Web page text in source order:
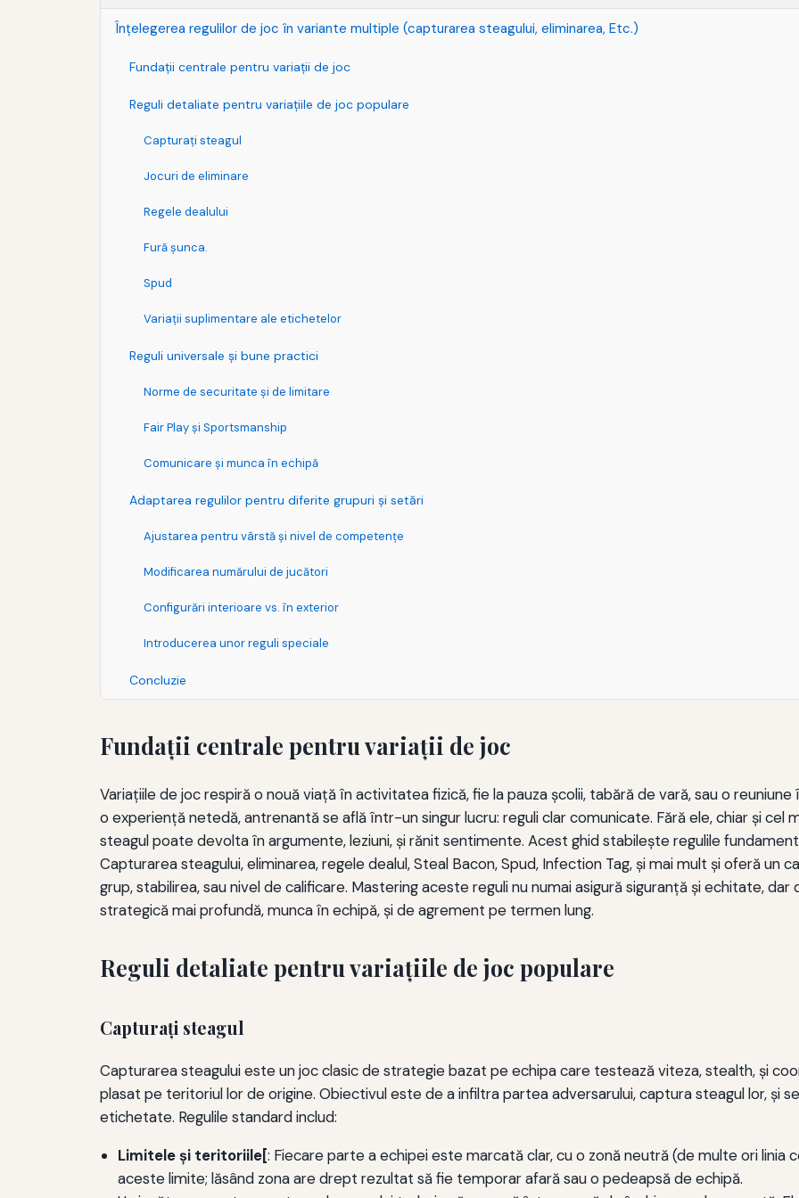
Înțelegerea regulilor de joc în variante multiple (capturarea steagului, eliminarea, Etc.)
Fundaţii centrale pentru variaţii de joc
Reguli detaliate pentru variaţiile de joc populare
Capturaţi steagul
Jocuri de eliminare
Regele dealului
Fură şunca.
Spud
Variații suplimentare ale etichetelor
Reguli universale şi bune practici
Norme de securitate și de limitare
Fair Play şi Sportsmanship
Comunicare și munca în echipă
Adaptarea regulilor pentru diferite grupuri și setări
Ajustarea pentru vârstă și nivel de competențe
Modificarea numărului de jucători
Configurări interioare vs. în exterior
Introducerea unor reguli speciale
Concluzie
Fundaţii centrale pentru variaţii de joc
Variaţiile de joc respiră o nouă viaţă în activitatea fizică, fie la pauza şcolii, tabără de vară, sau o
o experienţă netedă, antrenantă se află într-un singur lucru: reguli clar comunicate. Fără ele, chiar şi
steagul poate devolta în argumente, leziuni, şi rănit sentimente. Acest ghid stabileşte regulile
Capturarea steagului, eliminarea, regele dealul, Steal Bacon, Spud, Infection Tag, şi mai mult şi oferă un
grup, stabilirea, sau nivel de calificare. Mastering aceste reguli nu numai asigură siguranţă şi echitate,
strategică mai profundă, munca în echipă, şi de agrement pe termen lung.
Reguli detaliate pentru variaţiile de joc populare
Capturaţi steagul
Capturarea steagului este un joc clasic de strategie bazat pe echipa care testează viteza, stealth, și
plasat pe teritoriul lor de origine. Obiectivul este de a infiltra partea adversarului, captura steagul lor, și
etichetate. Regulile standard includ:
Limitele și teritoriile[: Fiecare parte a echipei este marcată clar, cu o zonă neutră (de multe ori linia
aceste limite; lăsând zona are drept rezultat să fie temporar afară sau o pedeapsă de echipă.